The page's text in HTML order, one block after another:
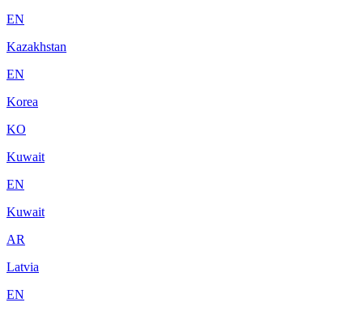
EN
Kazakhstan
EN
Korea
KO
Kuwait
EN
Kuwait
AR
Latvia
EN